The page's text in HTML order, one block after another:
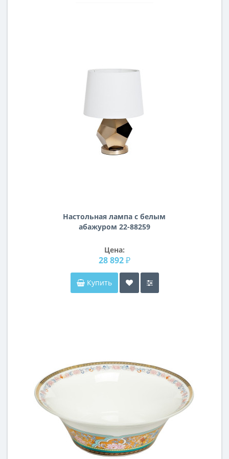
Настольная лампа с белым
абажуром 22-88259
Цена:
28 892 ₽
Купить